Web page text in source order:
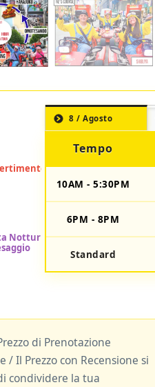
8 / Agosto
Tempo
10AM - 5:30PM
6PM - 8PM
Standard
di Prenotazione
/ Il Prezzo con Recensione si
condividere la tua